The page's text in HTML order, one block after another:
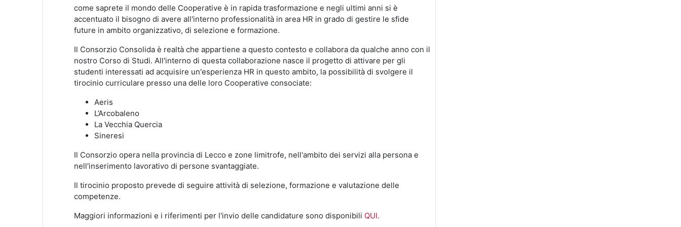
come saprete il mondo delle Cooperative è in rapida trasformazione e negli ultimi anni si è
accentuato il bisogno di avere all'interno professionalità in area HR in grado di gestire le sfide
future in ambito organizzativo, di selezione e formazione.
Il Consorzio Consolida è realtà che appartiene a questo contesto e collabora da qualche anno con il
nostro Corso di Studi. All'interno di questa collaborazione nasce il progetto di attivare per gli
studenti interessati ad acquisire un'esperienza HR in questo ambito, la possibilità di svolgere il
tirocinio curriculare presso una delle loro Cooperative consociate:
Aeris
L’Arcobaleno
La Vecchia Quercia
Sineresi
Il Consorzio opera nella provincia di Lecco e zone limitrofe, nell'ambito dei servizi alla persona e
nell'inserimento lavorativo di persone svantaggiate.
Il tirocinio proposto prevede di seguire attività di selezione, formazione e valutazione delle
competenze.
Maggiori informazioni e i riferimenti per l'invio delle candidature sono disponibili QUI.